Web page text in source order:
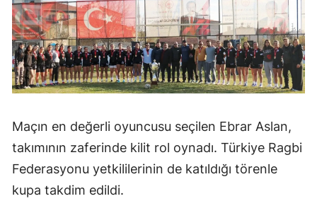
Maçın en değerli oyuncusu seçilen Ebrar Aslan,
takımının zaferinde kilit rol oynadı. Türkiye Ragbi
Federasyonu yetkililerinin de katıldığı törenle
kupa takdim edildi.